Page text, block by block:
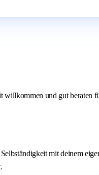
willkommen und gut beraten
mit deinem